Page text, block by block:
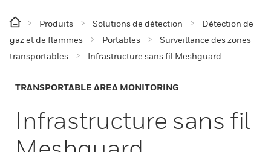
Produits Solutions de détection
Détection de
gaz et de flammes
Portables
Surveillance des zones
transportables
Infrastructure sans fil Meshguard
TRANSPORTABLE AREA MONITORING
Infrastructure sans fil